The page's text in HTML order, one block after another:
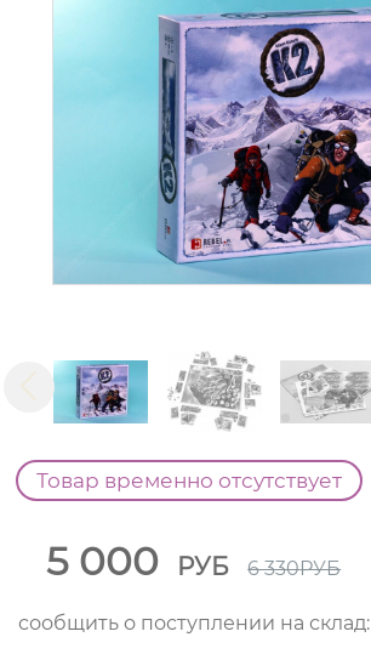
Товар временно отсутствует
5 000 РУБ 6 330РУБ
сообщить о поступлении на склад: